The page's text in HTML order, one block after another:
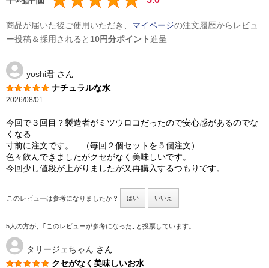
商品が届いた後ご使用いただき、 マイページの注文履歴からレビュ
ー投稿＆採用されると 10円分ポイント進呈
yoshi君 さん
ナチュラルな水
2026/08/01
今回で３回目？製造者がミツウロコだったので安心感があるのでな
くなる
寸前に注文です。 （毎回２個セットを５個注文）
色々飲んできましたがクセがなく美味しいです。
今回少し値段が上がりましたが又再購入するつもりです。
このレビューは参考になりましたか？ はい いいえ
5人の方が、｢このレビューが参考になった｣と投票しています。
タリージェちゃん さん
クセがなく美味しいお水